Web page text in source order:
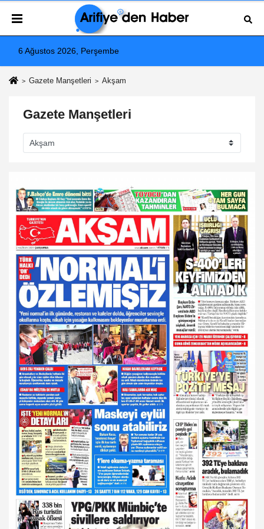
6 Ağustos 2026, Perşembe
Gazete Manşetleri Akşam
Gazete Manşetleri